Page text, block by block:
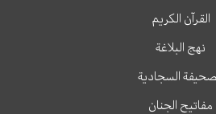
القرآن الكريم
نهج البلاغة
السجادية
مفاتيح الجنان